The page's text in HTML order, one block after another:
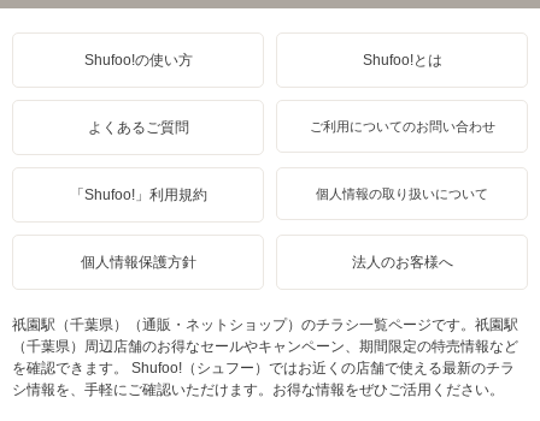
Shufoo!の使い方 Shufoo!とは
よくあるご質問 ご利用についてのお問い合わせ
「Shufoo!」利用規約 個人情報の取り扱いについて
個人情報保護方針 法人のお客様へ
祇園駅（千葉県）（通販・ネットショップ）のチラシ一覧ページです。祇園駅
（千葉県）周辺店舗のお得なセールやキャンペーン、期間限定の特売情報など
を確認できます。 Shufoo!（シュフー）ではお近くの店舗で使える最新のチラ
シ情報を、手軽にご確認いただけます。お得な情報をぜひご活用ください。